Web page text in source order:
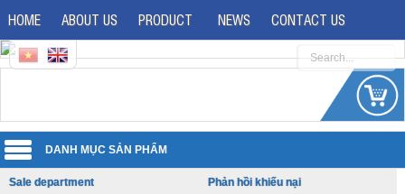
HOME ABOUT US PRODUCT NEWS CONTACT US
Uniforms
Sale department Phản hồi khiếu nại